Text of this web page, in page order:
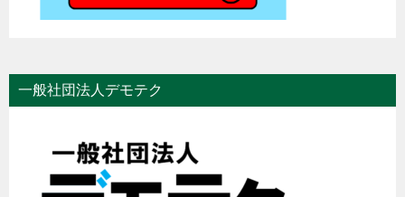
一般社団法人デモテク